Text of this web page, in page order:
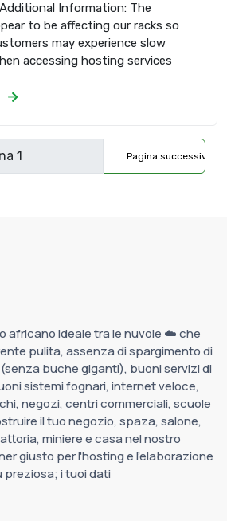
Information: The
to be affecting our racks so
may experience slow
accessing hosting services
Pagina successiva
africano ideale tra le nuvole ☁️ che
pulita, assenza di spargimento di
buche giganti), buoni servizi di
sistemi fognari, internet veloce,
negozi, centri commerciali, scuole
il tuo negozio, spaza, salone,
miniere e casa nel nostro
giusto per l'hosting e l'elaborazione
i tuoi dati